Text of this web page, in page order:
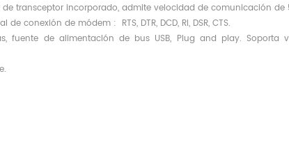
transceptor incorporado, admite velocidad de comunicación de
de conexión de módem : RTS, DTR, DCD, RI, DSR, CTS.
fuente de alimentación de bus USB, Plug and play.Soporta